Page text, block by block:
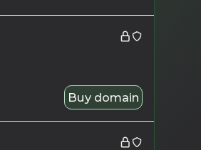
Buy domain